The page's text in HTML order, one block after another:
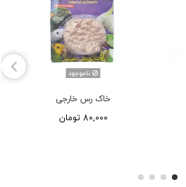
ناموجود
خاک رس خارجی
80,000 تومان